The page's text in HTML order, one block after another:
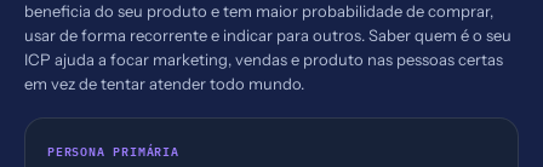
beneficia do seu produto e tem maior probabilidade de comprar,
usar de forma recorrente e indicar para outros. Saber quem é o seu
ICP ajuda a focar marketing, vendas e produto nas pessoas certas
em vez de tentar atender todo mundo.
PERSONA PRIMÁRIA